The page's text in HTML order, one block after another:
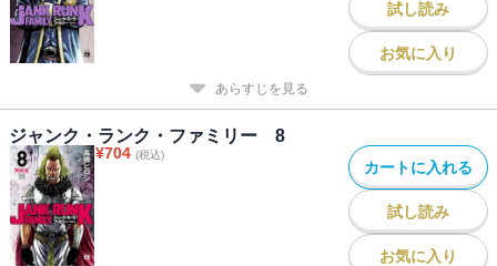
試し読み
お気に入り
あらすじを見る
ジャンク・ランク・ファミリー 8
¥704 (税込)
カートに入れる
試し読み
お気に入り